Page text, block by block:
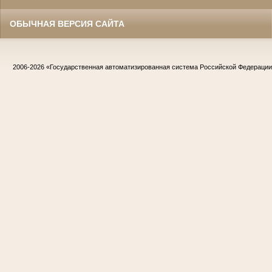
ОБЫЧНАЯ ВЕРСИЯ САЙТА
2006-2026 «Государственная автоматизированная система Российской